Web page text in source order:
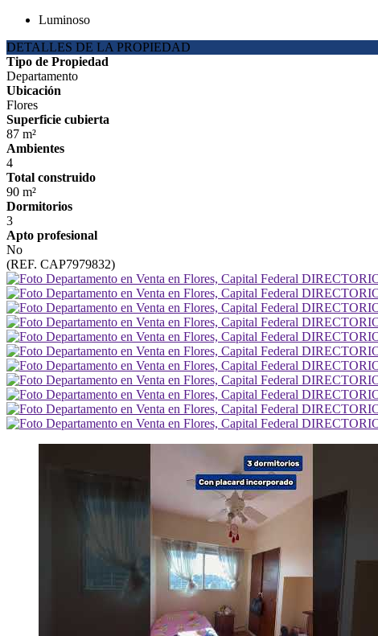
Luminoso
DETALLES DE LA PROPIEDAD
Tipo de Propiedad
Departamento
Ubicación
Flores
Superficie cubierta
87 m²
Ambientes
4
Total construido
90 m²
Dormitorios
3
Apto profesional
No
(REF. CAP7979832)